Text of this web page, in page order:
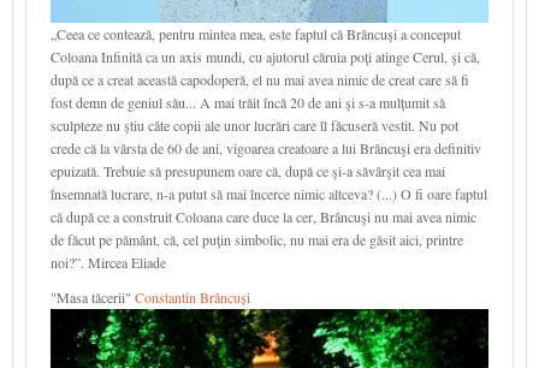
„Ceea ce contează, pentru mintea mea, este faptul că Brâncuşi a conceput
Coloana Infinită ca un axis mundi, cu ajutorul căruia poţi atinge Cerul, şi că,
după ce a creat această capodoperă, el nu mai avea nimic de creat care să fi
fost demn de geniul său... A mai trăit încă 20 de ani şi s-a mulţumit să
sculpteze nu ştiu câte copii ale unor lucrări care îl făcuseră vestit. Nu pot
crede că la vârsta de 60 de ani, vigoarea creatoare a lui Brâncuşi era definitiv
epuizată. Trebuie să presupunem oare că, după ce şi-a săvârşit cea mai
însemnată lucrare, n-a putut să mai încerce nimic altceva? (...) O fi oare faptul
că după ce a construit Coloana care duce la cer, Brâncuşi nu mai avea nimic
de făcut pe pământ, că, cel puţin simbolic, nu mai era de găsit aici, printre
noi?”. Mircea Eliade
"Masa tăcerii" Constantin Brâncuși